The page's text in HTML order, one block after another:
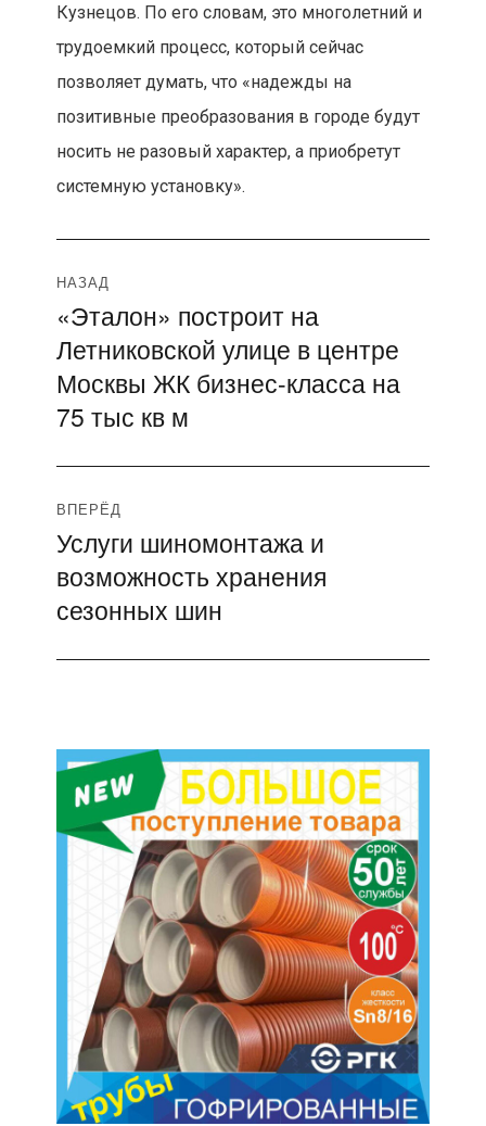
Кузнецов. По его словам, это многолетний и
трудоемкий процесс, который сейчас
позволяет думать, что «надежды на
позитивные преобразования в городе будут
носить не разовый характер, а приобретут
системную установку».
Навигация
по
записям
НАЗАД
Предыдущая
запись:
«Эталон» построит на
Летниковской улице в центре
Москвы ЖК бизнес-класса на
75 тыс кв м
ВПЕРЁД
Следующая
запись:
Услуги шиномонтажа и
возможность хранения
сезонных шин